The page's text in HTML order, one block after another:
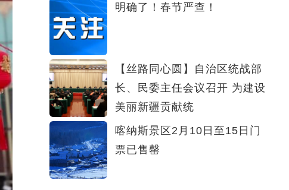
明确了！春节严查！
【丝路同心圆】自治区统战部
长、民委主任会议召开 为建设
美丽新疆贡献统
喀纳斯景区2月10日至15日门
票已售罄
新疆生产建设兵团第十二师形象宣传片《奔赴